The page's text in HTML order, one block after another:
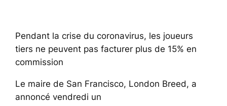
Pendant la crise du coronavirus, les joueurs
tiers ne peuvent pas facturer plus de 15% en
commission
Le maire de San Francisco, London Breed, a
annoncé vendredi un